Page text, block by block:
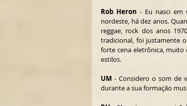
Rob Heron - Eu nasci em
nordeste, há dez anos.
reggae, rock dos anos
tradicional, foi justamente
forte cena eletrônica, muito
estilos.
UM - Considero o som de
durante a sua formação